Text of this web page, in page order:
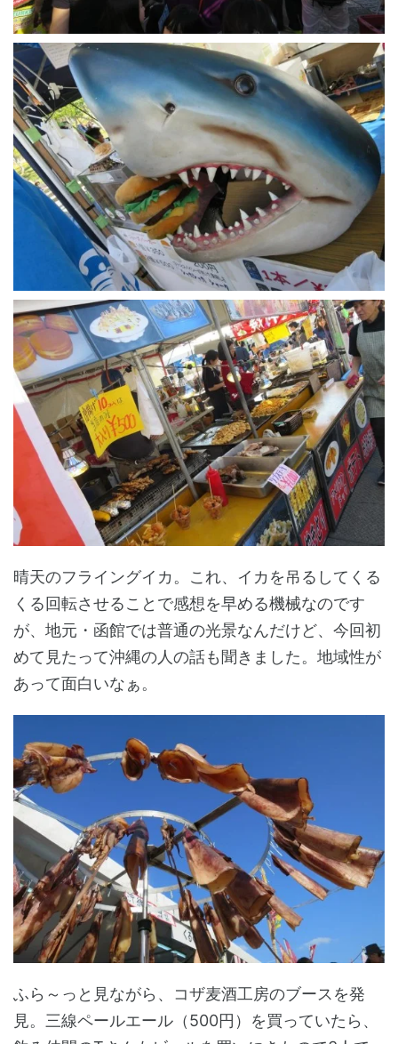
晴天のフライングイカ。これ、イカを吊るしてくる
くる回転させることで感想を早める機械なのです
が、地元・函館では普通の光景なんだけど、今回初
めて見たって沖縄の人の話も聞きました。地域性が
あって面白いなぁ。
ふら～っと見ながら、コザ麦酒工房のブースを発
見。三線ペールエール（500円）を買っていたら、